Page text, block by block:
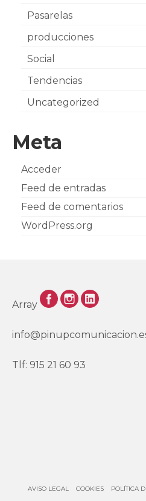
Pasarelas
producciones
Social
Tendencias
Uncategorized
Meta
Acceder
Feed de entradas
Feed de comentarios
WordPress.org
Array
Tlf: 915 21 60 93
AVISO LEGAL COOKIES POLÍTICA